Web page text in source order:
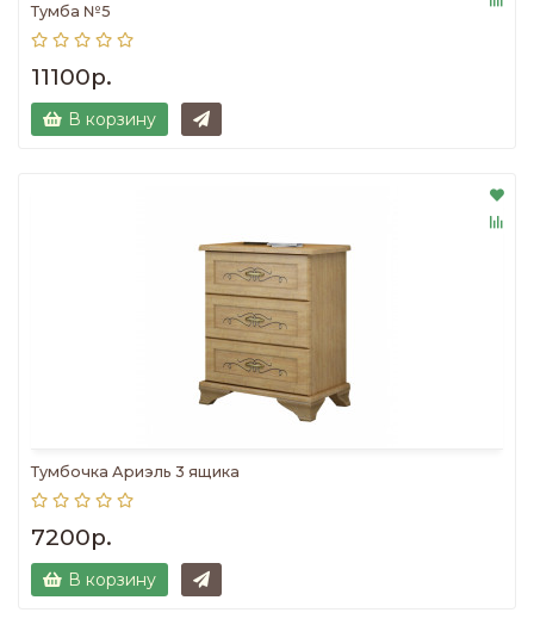
Тумба №5
11100р.
В корзину
Тумбочка Ариэль 3 ящика
7200р.
В корзину